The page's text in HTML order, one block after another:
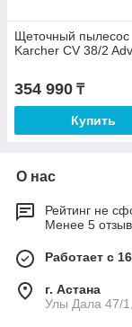
Щеточный пылесос
Karcher CV 38/2 Adv
354 990 ₸
Купить
О нас
Рейтинг не
Менее 5
Работает с
г. Астана
Улы Дала 47/